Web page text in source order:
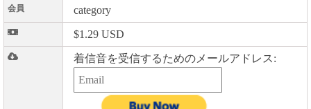
会員 category
$1.29 USD
着信音を受信するためのメールアドレス: